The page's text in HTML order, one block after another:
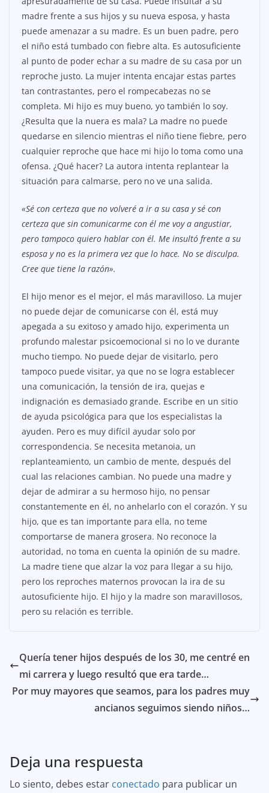
madre frente a sus hijos y su nueva esposa, y hasta
puede amenazar a su madre. Es un buen padre, pero
el niño está tumbado con fiebre alta. Es autosuficiente
al punto de poder echar a su madre de su casa por un
reproche justo. La mujer intenta encajar estas partes
tan contrastantes, pero el rompecabezas no se
completa. Mi hijo es muy bueno, yo también lo soy.
¿Resulta que la nuera es mala? La madre no puede
quedarse en silencio mientras el niño tiene fiebre, pero
cualquier reproche que hace mi hijo lo toma como una
ofensa. ¿Qué hacer? La autora intenta replantear la
situación para calmarse, pero no ve una salida.
«Sé con certeza que no volveré a ir a su casa y sé con
certeza que sin comunicarme con él me voy a angustiar,
pero tampoco quiero hablar con él. Me insultó frente a su
esposa y no es la primera vez que lo hace. No se disculpa.
Cree que tiene la razón».
El hijo menor es el mejor, el más maravilloso. La mujer
no puede dejar de comunicarse con él, está muy
apegada a su exitoso y amado hijo, experimenta un
profundo malestar psicoemocional si no lo ve durante
mucho tiempo. No puede dejar de visitarlo, pero
tampoco puede visitar, ya que no se logra establecer
una comunicación, la tensión de ira, quejas e
indignación es demasiado grande. Escribe en un sitio
de ayuda psicológica para que los especialistas la
ayuden. Pero es muy difícil ayudar solo por
correspondencia. Se necesita metanoia, un
replanteamiento, un cambio de mente, después del
cual las relaciones cambian. No puede una madre y
dejar de admirar a su hermoso hijo, no pensar
constantemente en él, no anhelarlo con el corazón. Y su
hijo, que es tan importante para ella, no teme
comportarse de manera grosera. No reconoce la
autoridad, no toma en cuenta la opinión de su madre.
La madre tiene que alzar la voz para llegar a su hijo,
pero los reproches maternos provocan la ira de su
autosuficiente hijo. El hijo y la madre son maravillosos,
pero su relación es terrible.
Quería tener hijos después de los 30, me centré en
mi carrera y luego resultó que era tarde…
Por muy mayores que seamos, para los padres muy
ancianos seguimos siendo niños…
Deja una respuesta
Lo siento, debes estar conectado para publicar un